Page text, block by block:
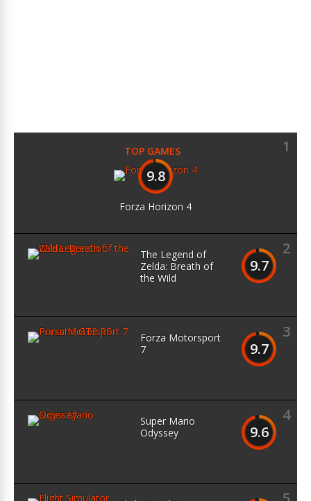
TOP GAMES
1
9.8
Forza Horizon 4
2
9.7
The Legend of
Zelda: Breath of
the Wild
3
9.7
Forza Motorsport
7
4
9.6
Super Mario
Odyssey